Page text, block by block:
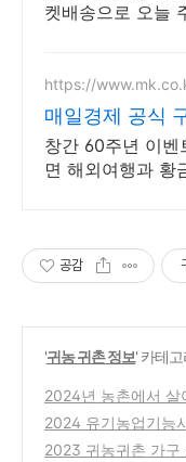
켓배송으로 오늘
다!
https://
매일경제 공식
60주년 이벤트
창간 60주년 이벤
면 해외여행과 황
공감
'귀농 귀촌 정보' 카테
2024년 농촌에서 살
청 방법 알아보기
(1)
2024 유기농업기능
비 합격률
(0)
2023 귀농귀촌 가구